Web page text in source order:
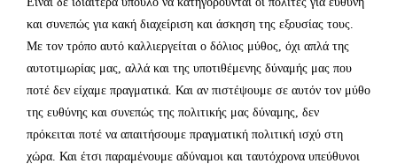
και συνεπώς για κακή διαχείριση και άσκηση της εξουσίας τους.
Με τον τρόπο αυτό καλλιεργείται ο δόλιος μύθος, όχι απλά της
αυτοτιμωρίας μας, αλλά και της υποτιθέμενης δύναμής μας που
ποτέ δεν είχαμε πραγματικά. Και αν πιστέψουμε σε αυτόν τον μύθο
της ευθύνης και συνεπώς της πολιτικής μας δύναμης, δεν
πρόκειται ποτέ να απαιτήσουμε πραγματική πολιτική ισχύ στη
χώρα. Και έτσι παραμένουμε αδύναμοι και ταυτόχρονα υπεύθυνοι